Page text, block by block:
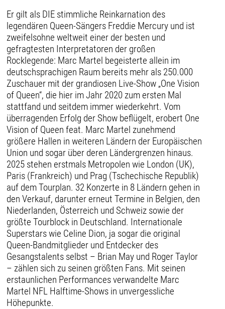
Er gilt als DIE stimmliche Reinkarnation des
legendären Queen-Sängers Freddie Mercury und ist
zweifelsohne weltweit einer der besten und
gefragtesten Interpretatoren der großen
Rocklegende: Marc Martel begeisterte allein im
deutschsprachigen Raum bereits mehr als 250.000
Zuschauer mit der grandiosen Live-Show „One Vision
of Queen“, die hier im Jahr 2020 zum ersten Mal
stattfand und seitdem immer wiederkehrt. Vom
überragenden Erfolg der Show beflügelt, erobert One
Vision of Queen feat. Marc Martel zunehmend
größere Hallen in weiteren Ländern der Europäischen
Union und sogar über deren Ländergrenzen hinaus.
2025 stehen erstmals Metropolen wie London (UK),
Paris (Frankreich) und Prag (Tschechische Republik)
auf dem Tourplan. 32 Konzerte in 8 Ländern gehen in
den Verkauf, darunter erneut Termine in Belgien, den
Niederlanden, Österreich und Schweiz sowie der
größte Tourblock in Deutschland. Internationale
Superstars wie Celine Dion, ja sogar die original
Queen-Bandmitglieder und Entdecker des
Gesangstalents selbst – Brian May und Roger Taylor
– zählen sich zu seinen größten Fans. Mit seinen
erstaunlichen Performances verwandelte Marc
Martel NFL Halftime-Shows in unvergessliche
Höhepunkte.